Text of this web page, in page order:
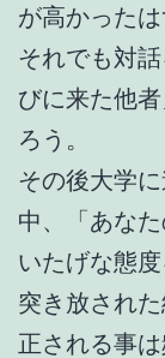
が高かったは
それでも対
びに来た他
ろう。
その後大学
中、「あな
いたげな態
突き放され
正される事